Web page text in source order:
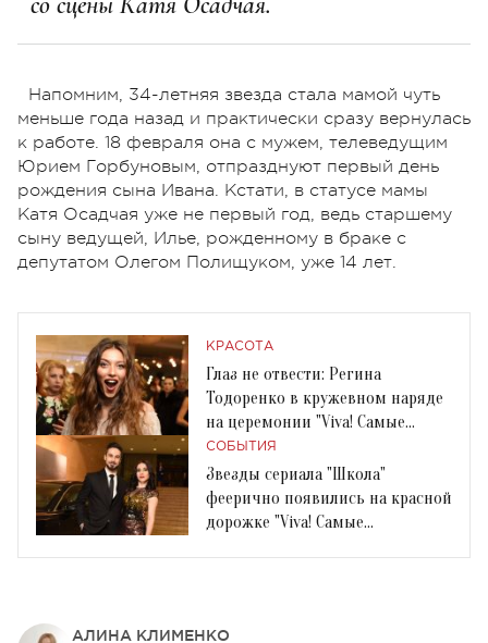
Напомним, 34-летняя звезда стала мамой чуть
меньше года назад и практически сразу вернулась
к работе. 18 февраля она с мужем, телеведущим
Юрием Горбуновым, отпразднуют первый день
рождения сына Ивана. Кстати, в статусе мамы
Катя Осадчая уже не первый год, ведь старшему
сыну ведущей, Илье, рожденному в браке с
депутатом Олегом Полищуком, уже 14 лет.
КРАСОТА
Глаз не отвести: Регина
Тодоренко в кружевном наряде
на церемонии "Viva! Самые
красивые-2018"
СОБЫТИЯ
Звезды сериала "Школа"
феерично появились на красной
дорожке "Viva! Самые
АЛИНА КЛИМЕНКО